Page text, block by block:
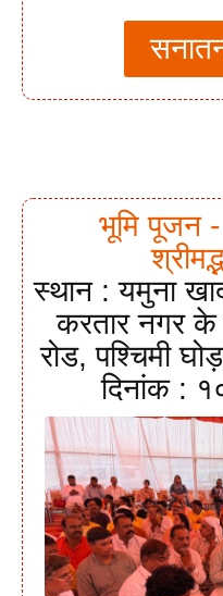
भूमि पूजन
स्थान : यमुना
करतार नगर के
रोड, पश्चिमी
दिनांक :